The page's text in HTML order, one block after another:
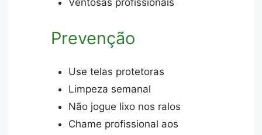
Prevenção
Use telas protetoras
Limpeza semanal
Não jogue lixo nos ralos
Chame profissional aos